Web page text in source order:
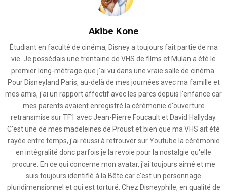
Akibe Kone
Étudiant en faculté de cinéma, Disney a toujours fait partie de ma
vie. Je possédais une trentaine de VHS de films et Mulan a été le
premier long-métrage que j'ai vu dans une vraie salle de cinéma.
Pour Disneyland Paris, au-delà de mes journées avec ma famille et
mes amis, j'ai un rapport affectif avec les parcs depuis l'enfance car
mes parents avaient enregistré la cérémonie d'ouverture
retransmise sur TF1 avec Jean-Pierre Foucault et David Hallyday.
C'est une de mes madeleines de Proust et bien que ma VHS ait été
rayée entre temps, j'ai réussi à retrouver sur Youtube la cérémonie
en intégralité donc parfois je la revoie pour la nostalgie qu'elle
procure. En ce qui concerne mon avatar, j'ai toujours aimé et me
suis toujours identifié à la Bête car c'est un personnage
pluridimensionnel et qui est torturé. Chez Disneyphile, en qualité de